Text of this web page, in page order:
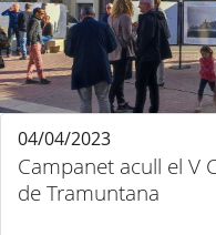
Campanet acull el V
de Tramuntana
04/04/2023